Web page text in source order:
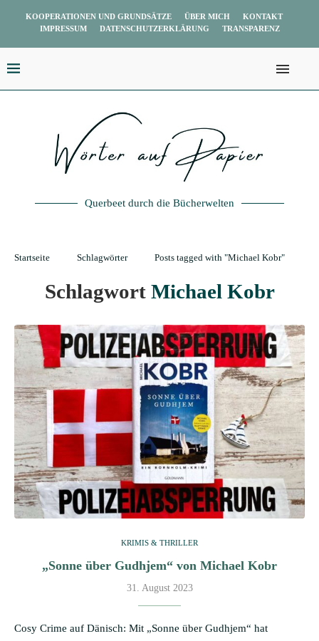
KOOPERATIONEN UND GRUNDSÄTZE ÜBER MICH
KONTAKT
IMPRESSUM
DATENSCHUTZERKLÄRUNG TRANSPARENZ
Querbeet durch die Bücherwelten
Startseite Schlagwörter Posts tagged with "Michael Kobr"
Schlagwort Michael Kobr
KRIMIS & THRILLER
„Sonne über Gudhjem“ von Michael Kobr
31. August 2023
Cosy Crime auf Dänisch: Mit „Sonne über Gudhjem“ hat